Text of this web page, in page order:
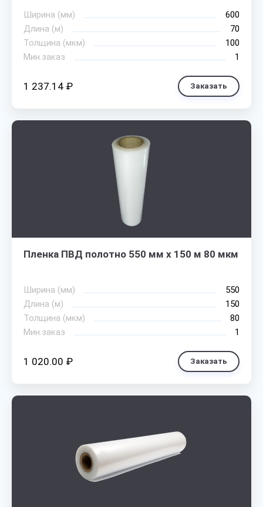
Ширина (мм)
600
Длина (м)
70
Толщина (мкм)
100
Мин.заказ
1
1 237.14 ₽ Заказать
Пленка ПВД полотно 550 мм х 150 м 80 мкм
Ширина (мм)
550
Длина (м)
150
Толщина (мкм)
80
Мин.заказ
1
1 020.00 ₽ Заказать